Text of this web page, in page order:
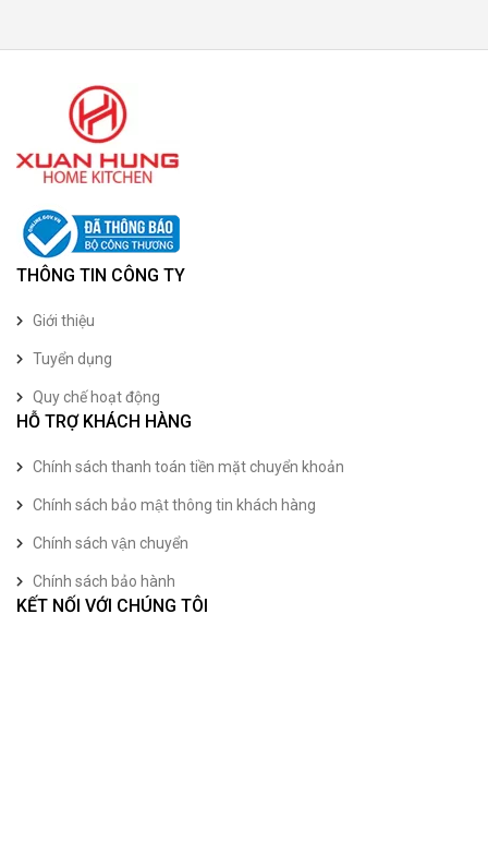
THÔNG TIN CÔNG TY
Giới thiệu
Tuyển dụng
Quy chế hoạt động
HỖ TRỢ KHÁCH HÀNG
Chính sách thanh toán tiền mặt chuyển khoản
Chính sách bảo mật thông tin khách hàng
Chính sách vận chuyển
Chính sách bảo hành
KẾT NỐI VỚI CHÚNG TÔI